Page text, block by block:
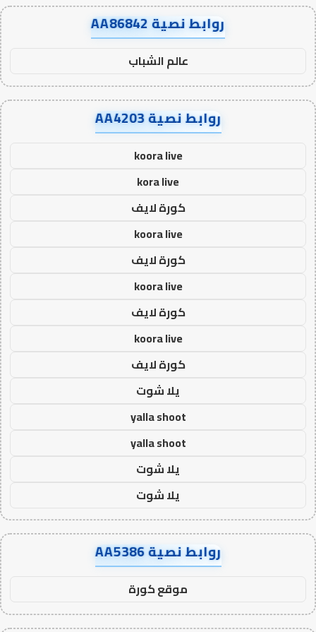
روابط نصية AA86842
عالم الشباب
روابط نصية AA4203
koora live
kora live
كورة لايف
koora live
كورة لايف
koora live
كورة لايف
koora live
كورة لايف
يلا شوت
yalla shoot
yalla shoot
يلا شوت
يلا شوت
روابط نصية AA5386
موقع كورة